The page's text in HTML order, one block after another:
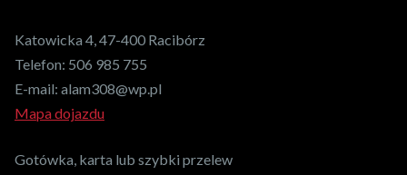
Katowicka 4, 47-400 Racibórz
Telefon: 506 985 755
E-mail: alam308@wp.pl
Mapa dojazdu
Gotówka, karta lub szybki przelew